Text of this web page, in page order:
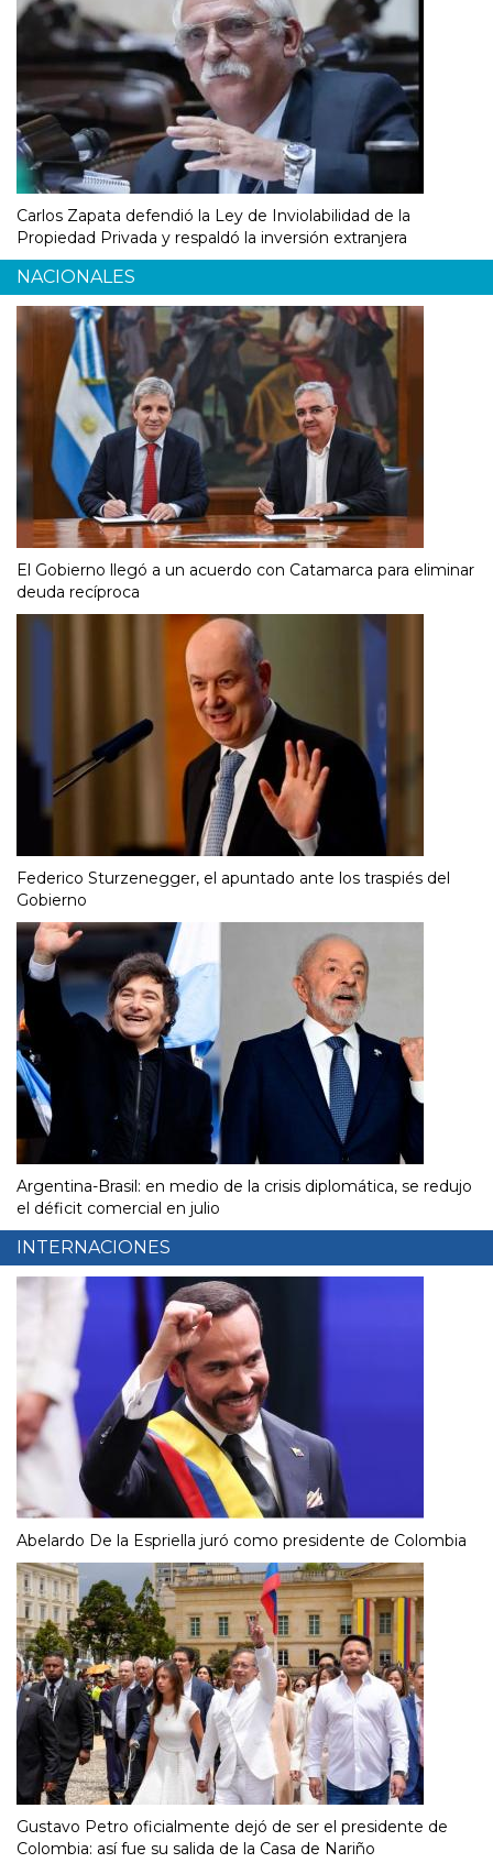
Carlos Zapata defendió la Ley de Inviolabilidad de la
Propiedad Privada y respaldó la inversión extranjera
NACIONALES
El Gobierno llegó a un acuerdo con Catamarca para eliminar
deuda recíproca
Federico Sturzenegger, el apuntado ante los traspiés del
Gobierno
Argentina-Brasil: en medio de la crisis diplomática, se redujo
el déficit comercial en julio
INTERNACIONES
Abelardo De la Espriella juró como presidente de Colombia
Gustavo Petro oficialmente dejó de ser el presidente de
Colombia: así fue su salida de la Casa de Nariño